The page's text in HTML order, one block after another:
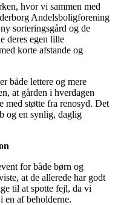
hvor vi sammen med
Andelsboligforening
sorteringsgård og de
deres egen lille
korte afstande og
både lettere og mere
at gården i hverdagen
med støtte fra renosyd. Det
og en synlig, daglig
for både børn og
at de allerede har godt
til at spotte fejl, da vi
en af beholderne.